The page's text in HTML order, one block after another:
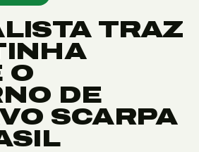
TRAZ
O
DE
SCARPA